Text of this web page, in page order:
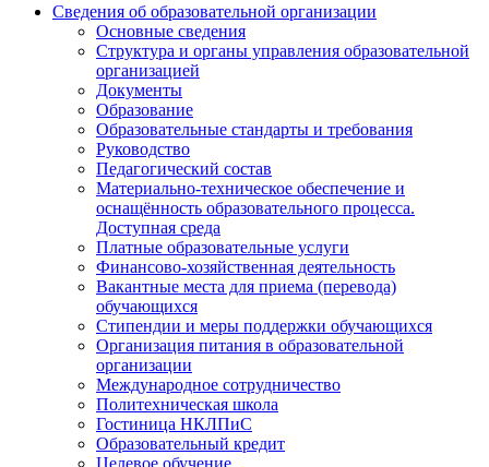
Сведения об образовательной организации
Основные сведения
Структура и органы управления образовательной
организацией
Документы
Образование
Образовательные стандарты и требования
Руководство
Педагогический состав
Материально-техническое обеспечение и
оснащённость образовательного процесса.
Доступная среда
Платные образовательные услуги
Финансово-хозяйственная деятельность
Вакантные места для приема (перевода)
обучающихся
Стипендии и меры поддержки обучающихся
Организация питания в образовательной
организации
Международное сотрудничество
Политехническая школа
Гостиница НКЛПиС
Образовательный кредит
Целевое обучение